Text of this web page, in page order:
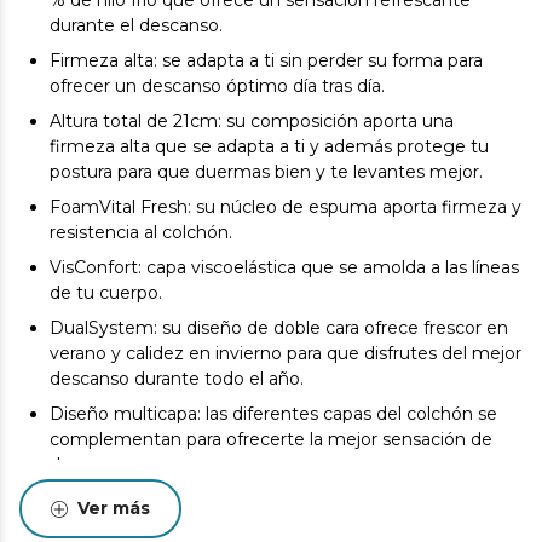
durante el descanso.
Firmeza alta: se adapta a ti sin perder su forma para
ofrecer un descanso óptimo día tras día.
Altura total de 21cm: su composición aporta una
firmeza alta que se adapta a ti y además protege tu
postura para que duermas bien y te levantes mejor.
FoamVital Fresh: su núcleo de espuma aporta firmeza y
resistencia al colchón.
VisConfort: capa viscoelástica que se amolda a las líneas
de tu cuerpo.
DualSystem: su diseño de doble cara ofrece frescor en
verano y calidez en invierno para que disfrutes del mejor
descanso durante todo el año.
Diseño multicapa: las diferentes capas del colchón se
complementan para ofrecerte la mejor sensación de
descanso.
Triple sistema de protección: la composición del
colchón permite prevenir la aparición de ácaros,
Ver más